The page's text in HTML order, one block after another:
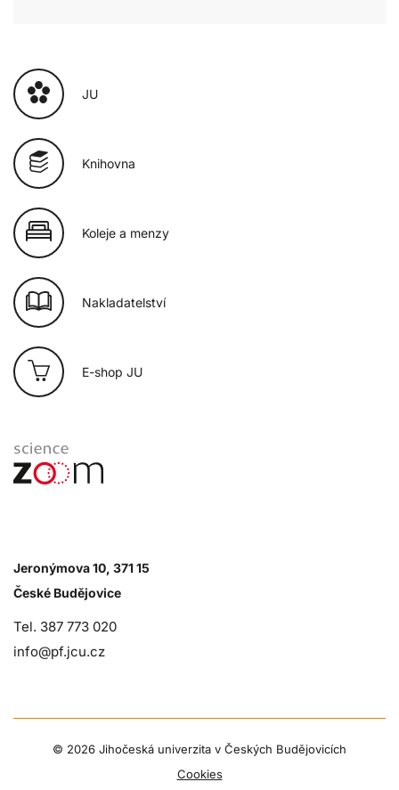
JU
Knihovna
Koleje a menzy
Nakladatelství
E-shop JU
Jeronýmova 10, 371 15
České Budějovice
Tel. 387 773 020
info@pf.jcu.cz
© 2026 Jihočeská univerzita v Českých Budějovicích
Cookies